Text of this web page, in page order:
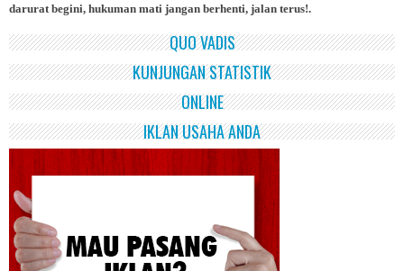
darurat begini, hukuman mati jangan berhenti, jalan terus!.
QUO VADIS
KUNJUNGAN STATISTIK
ONLINE
IKLAN USAHA ANDA